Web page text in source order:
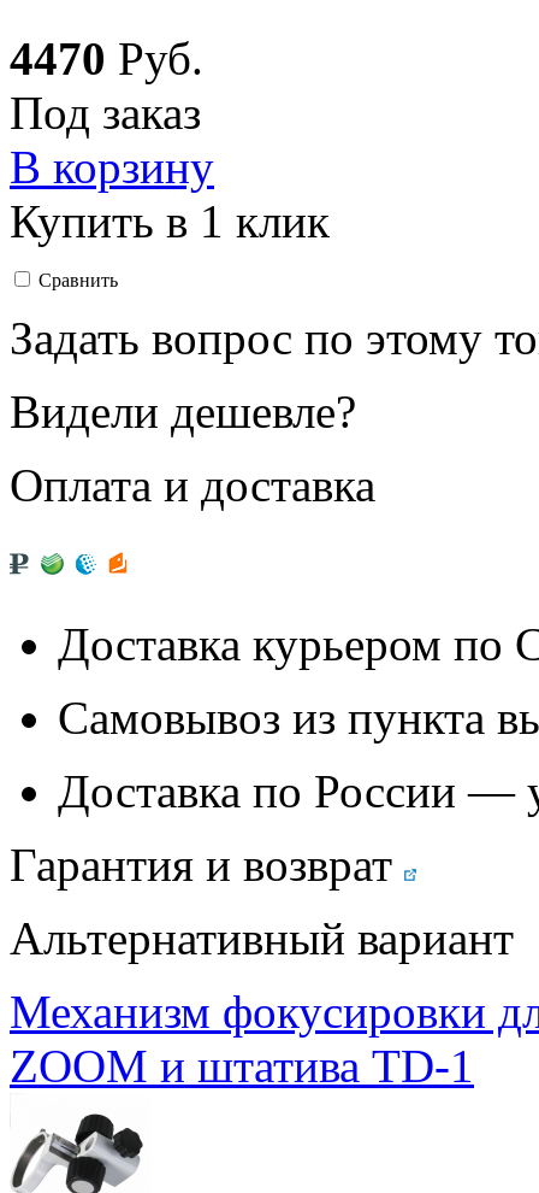
4470 Руб.
Под заказ
В корзину
Купить в 1 клик
Сравнить
Задать вопрос по этому
Видели дешевле?
Оплата и доставка
Доставка курьером
Самовывоз из пункта
Доставка по России —
Гарантия и возврат
Альтернативный вариант
Механизм фокусировки
ZOOM и штатива TD-1